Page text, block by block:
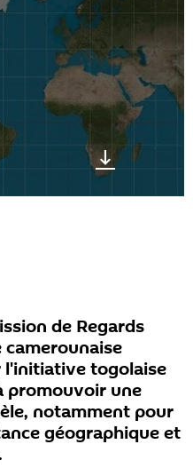
de Regards
l'initiative togolaise
promouvoir une
notamment pour
géographique et